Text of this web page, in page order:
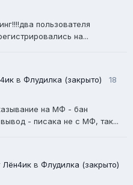
пользователя
на...
в Флудилка (закрыто)
18
на МФ - бан
- писака не с МФ, так...
Лён4ик в Флудилка (закрыто)